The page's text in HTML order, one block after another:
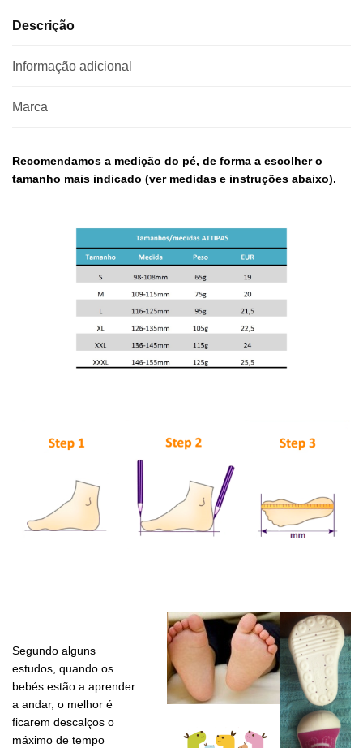
Descrição
Informação adicional
Marca
Recomendamos a medição do pé, de forma a escolher o
tamanho mais indicado (ver medidas e instruções abaixo).
Segundo alguns
estudos, quando os
bebés estão a aprender
a andar, o melhor é
ficarem descalços o
máximo de tempo